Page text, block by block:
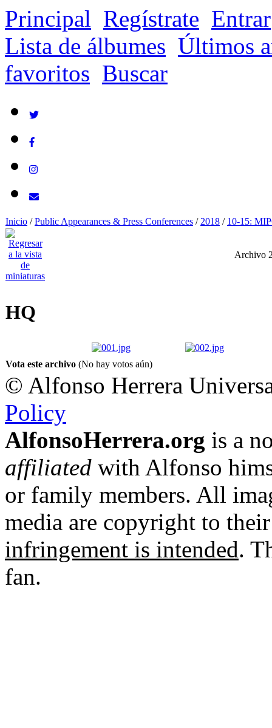
Principal Regístrate Entrar
Lista de álbumes Últimos
favoritos Buscar
Inicio /Public Appearances & Press Conferences / 2018 / 10-15:
Archivo
HQ
Vota este archivo (No hay votos aún)
© Alfonso Herrera
Policy
AlfonsoHerrera.org is a
affiliated with Alfonso
or family members. All
media are copyright to
infringement is intended.
fan.